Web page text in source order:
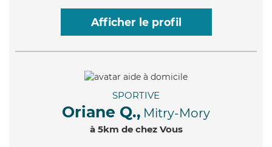
Afficher le profil
SPORTIVE
Oriane Q., Mitry-Mory
à 5km de chez Vous